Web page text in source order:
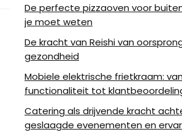
De perfecte pizzaoven voor
je moet weten
De kracht van Reishi van
gezondheid
Mobiele elektrische frietkraam: van
functionaliteit tot
Catering als drijvende kracht
geslaagde evenementen en